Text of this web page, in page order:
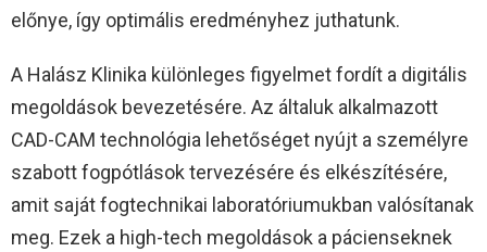
előnye, így optimális eredményhez juthatunk.
A Halász Klinika különleges figyelmet fordít a digitális
megoldások bevezetésére. Az általuk alkalmazott
CAD-CAM technológia lehetőséget nyújt a személyre
szabott fogpótlások tervezésére és elkészítésére,
amit saját fogtechnikai laboratóriumukban valósítanak
meg. Ezek a high-tech megoldások a pácienseknek